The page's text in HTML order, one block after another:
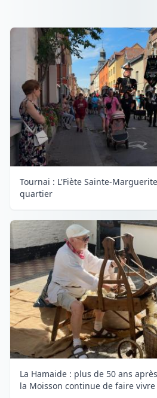
Tournai : L'Fiète Sainte-
quartier
La Hamaide : plus de 50 ans
la Moisson continue de faire